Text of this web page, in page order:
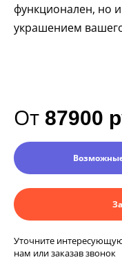
функционален, но
украшением
От 87900
Уточните
нам или заказав звонок